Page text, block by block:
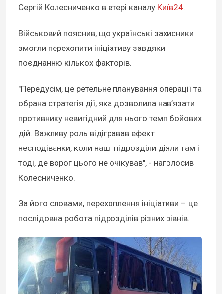
Сергій Колесниченко в етері каналу Київ24.
Військовий пояснив, що українські захисники
змогли перехопити ініціативу завдяки
поєднанню кількох факторів.
"Передусім, це ретельне планування операції та
обрана стратегія дії, яка дозволила нав’язати
противнику невигідний для нього темп бойових
дій. Важливу роль відігравав ефект
несподіванки, коли наші підрозділи діяли там і
тоді, де ворог цього не очікував", - наголосив
Колесниченко.
За його словами, перехоплення ініціативи – це
послідовна робота підрозділів різних рівнів.